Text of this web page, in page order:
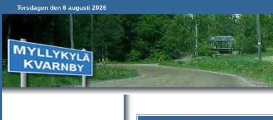
Torsdagen den 6 augusti 2026